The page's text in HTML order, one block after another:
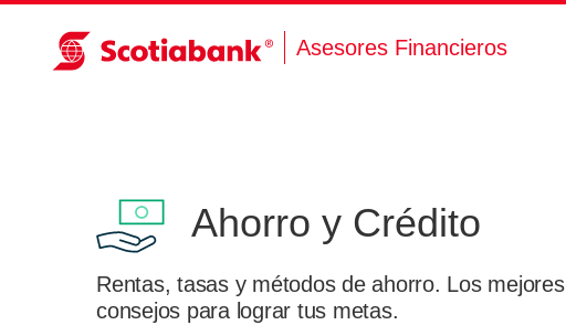
Asesores Financieros
Ahorro y Crédito
Rentas, tasas y métodos de ahorro. Los mejores
consejos para lograr tus metas.